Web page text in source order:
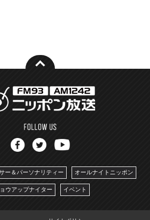
ー＆パーソナリティー オールナイトニッポン
ウアップナイター イベント